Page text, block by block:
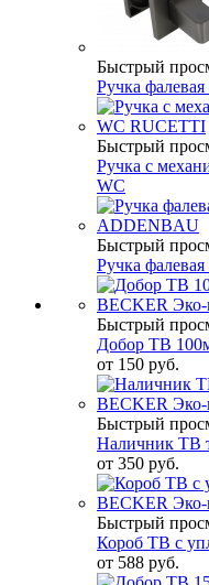
Быстрый
Ручка
Быстрый
Ручка с
WC
Быстрый
Ручка
Быстрый
Добор ТВ
от 150 руб.
Быстрый
Наличник ТВ
от 350 руб.
Быстрый
Короб ТВ с
от 588 руб.